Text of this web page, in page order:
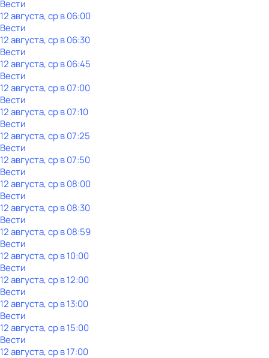
Вести
12 августа, ср в 06:00
Вести
12 августа, ср в 06:30
Вести
12 августа, ср в 06:45
Вести
12 августа, ср в 07:00
Вести
12 августа, ср в 07:10
Вести
12 августа, ср в 07:25
Вести
12 августа, ср в 07:50
Вести
12 августа, ср в 08:00
Вести
12 августа, ср в 08:30
Вести
12 августа, ср в 08:59
Вести
12 августа, ср в 10:00
Вести
12 августа, ср в 12:00
Вести
12 августа, ср в 13:00
Вести
12 августа, ср в 15:00
Вести
12 августа, ср в 17:00